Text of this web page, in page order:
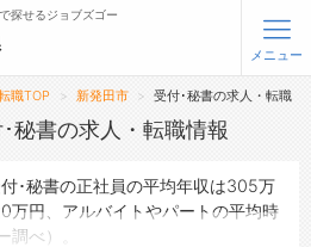
ログイン
探せるジョブズゴー
メニュー
職TOP 新発田市 受付･秘書の求人・転職
秘書の求人・転職情報
･秘書の正社員の平均年収は305万
万円、アルバイトやパートの平均時
べ）。